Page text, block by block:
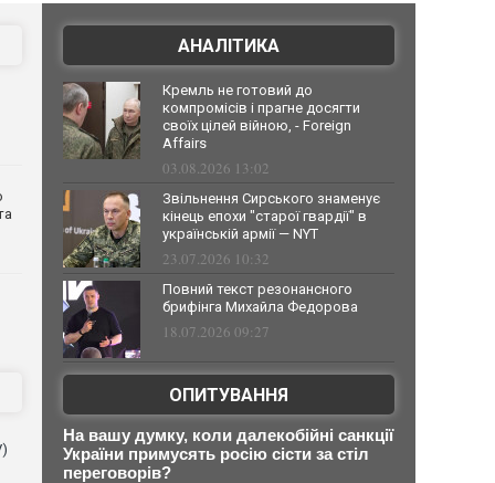
АНАЛІТИКА
Кремль не готовий до
компромісів і прагне досягти
своїх цілей війною, - Foreign
Affairs
03.08.2026 13:02
Звільнення Сирського знаменує
кінець епохи "старої гвардії" в
українській армії — NYT
23.07.2026 10:32
Повний текст резонансного
брифінга Михайла Федорова
18.07.2026 09:27
ОПИТУВАННЯ
На вашу думку, коли далекобійні санкції
України примусять росію сісти за стіл
переговорів?